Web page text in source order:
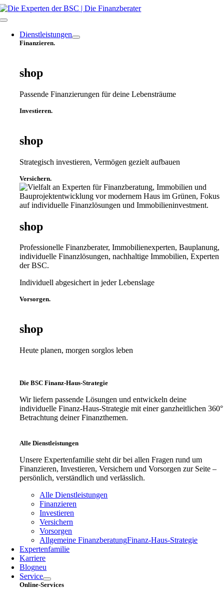
Zum
Inhalt
Toggle
NavigationDienstleistungen
Finanzieren.
shop
Passende Finanzierungen für deine Lebensträume
Investieren.
shop
Strategisch investieren, Vermögen gezielt aufbauen
Versichern.
shop
Professionelle Finanzberater, Immobilienexperten, Bauplanung,
individuelle Finanzlösungen, nachhaltige Immobilien, Experten
der BSC.
Individuell abgesichert in jeder Lebenslage
Vorsorgen.
shop
Heute planen, morgen sorglos leben
Die BSC Finanz-Haus-Strategie
Wir liefern passende Lösungen und entwickeln deine
individuelle Finanz-Haus-Strategie mit einer ganzheitlichen 360°
Betrachtung deiner Finanzthemen.
Alle Dienstleistungen
Unsere Expertenfamilie steht dir bei allen Fragen rund um
Finanzieren, Investieren, Versichern und Vorsorgen zur Seite –
persönlich, verständlich und verlässlich.
Alle Dienstleistungen
Finanzieren
Investieren
Versichern
Vorsorgen
Allgemeine FinanzberatungFinanz‑Haus‑Strategie
Expertenfamilie
Karriere
Blogneu
Service
Online-Services